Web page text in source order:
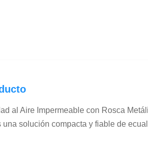
al Aire Impermeable con Rosca
una solución compacta y fiable de